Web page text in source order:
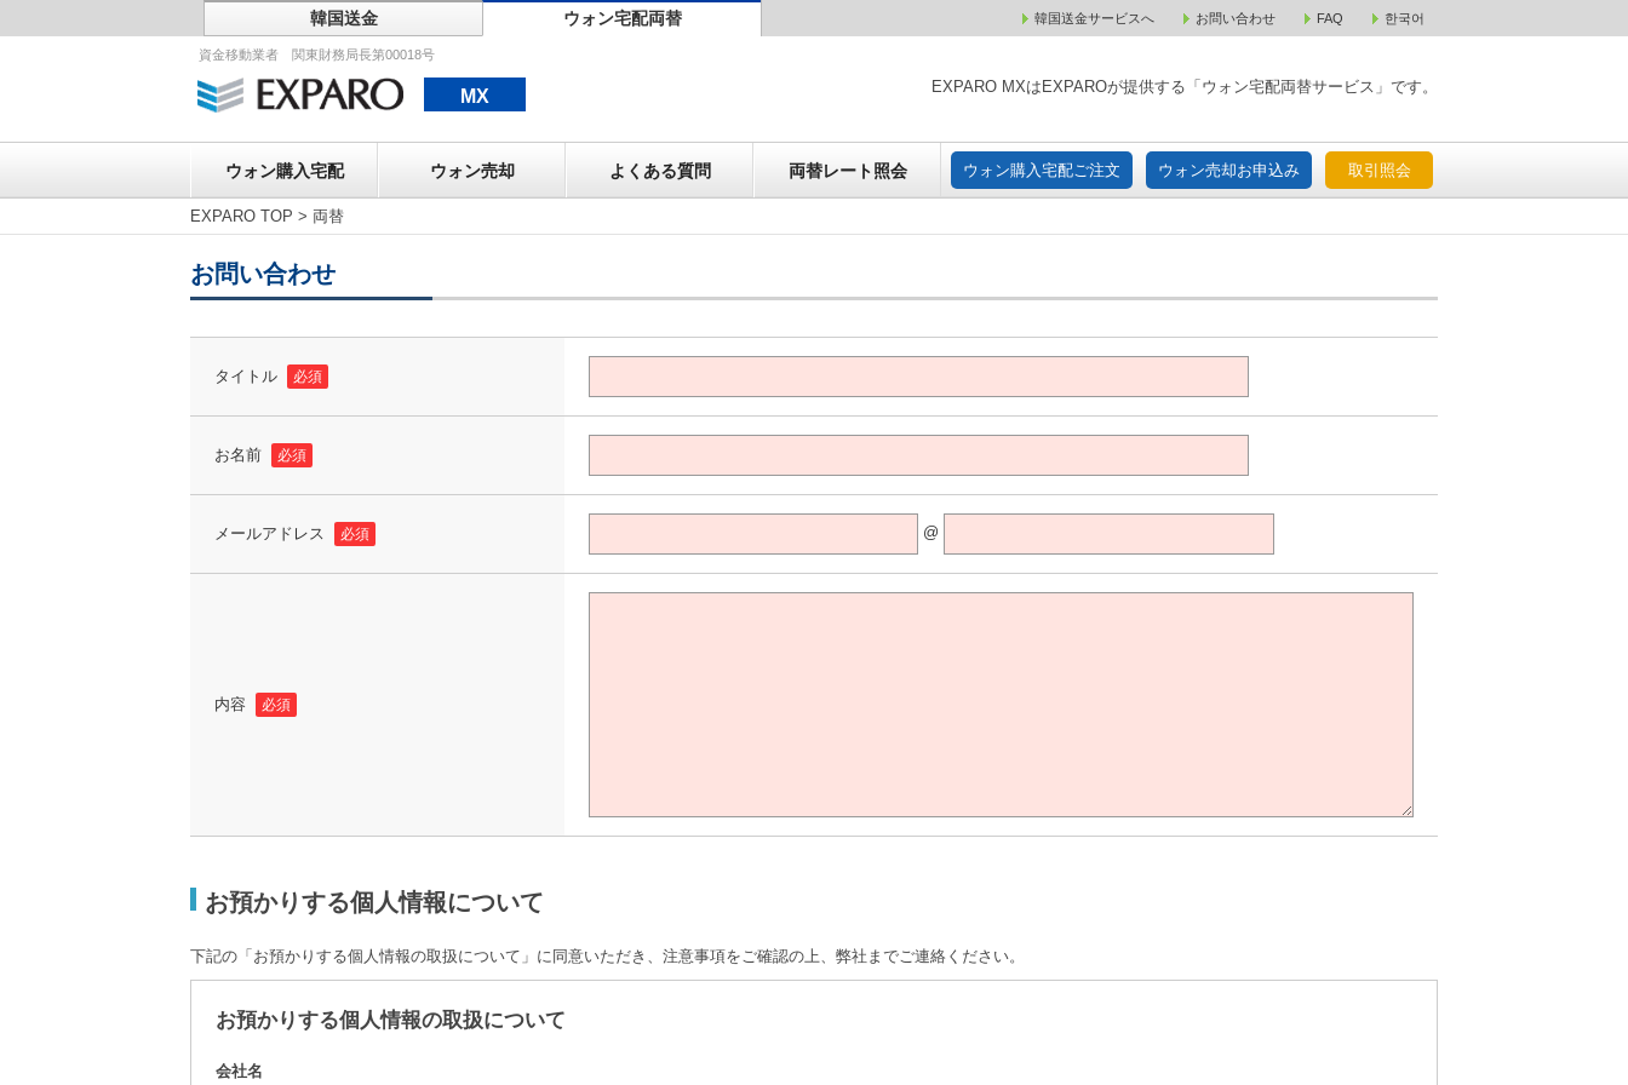
韓国送金 ウォン宅配両替 韓国送金サービスへ お問い合わせ FAQ 한국어
資金移動業者 関東財務局長第00018号
MX EXPARO MXはEXPAROが提供する「ウォン宅配両替サービス」です。
ウォン購入宅配 ウォン売却 よくある質問 両替レート照会 ウォン購入宅配ご注文 ウォン売却お申込み 取引照会
ウォン売却 ウォン購入宅配ご注文 ウォン売却お申込み 取引照会
EXPARO TOP > 両替
お問い合わせ
タイトル 必須
お名前 必須
メールアドレス 必須 @
内容 必須
お預かりする個人情報について
下記の「お預かりする個人情報の取扱について」に同意いただき、注意事項をご確認の上、弊社までご連絡ください。
お預かりする個人情報の取扱について
会社名